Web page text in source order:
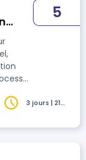
5
3 jours | 21